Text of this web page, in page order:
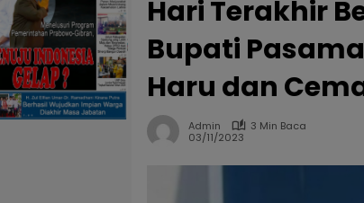
Hari Terakhir
Bupati
Haru dan
Admin
3 Min Baca
03/11/2023